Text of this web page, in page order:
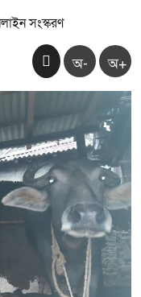
সংস্করণ
অ- অ+